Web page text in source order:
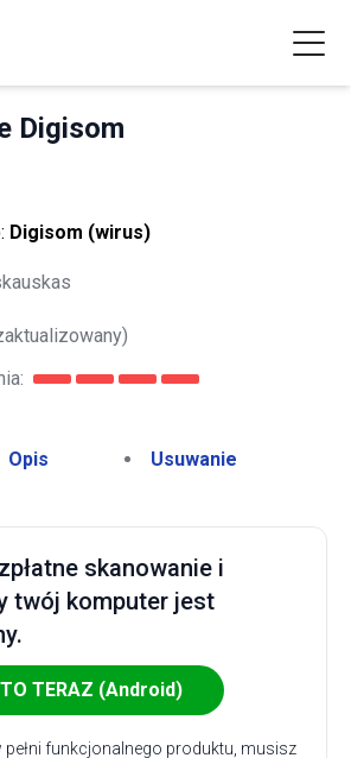
Digisom
Digisom (wirus)
Opis Usuwanie
skanowanie i
twój komputer jest
TERAZ (Android)
pełni funkcjonalnego produktu, musisz